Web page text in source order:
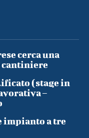
cerca una
cantiniere
(stage in
–
a tre